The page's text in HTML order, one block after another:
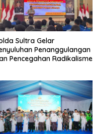
Sultra Gelar
Penanggulangan
Pencegahan Radikalisme